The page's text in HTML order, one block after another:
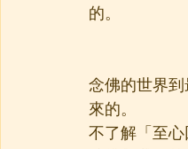
的。
念佛的世界
來的。
不了解「至